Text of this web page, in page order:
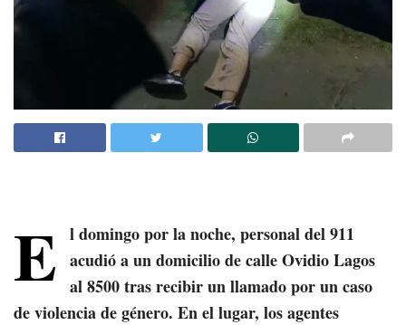
E
l domingo por la noche, personal del 911
acudió a un domicilio de calle Ovidio Lagos
al 8500 tras recibir un llamado por un caso
de violencia de género. En el lugar, los agentes